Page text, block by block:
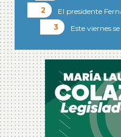
El presidente
Este viernes